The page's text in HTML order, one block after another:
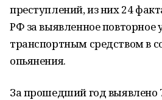
преступлений, из них 24
РФ за выявленное повторное
транспортным средством в
опьянения.
За прошедший год выявлено